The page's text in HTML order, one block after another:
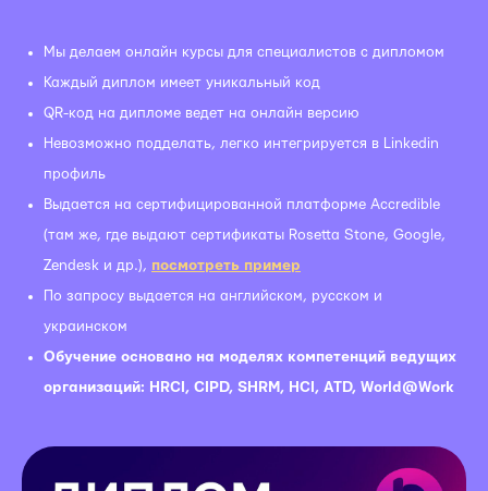
Мы делаем онлайн курсы для специалистов с дипломом
Каждый диплом имеет уникальный код
QR-код на дипломе ведет на онлайн версию
Невозможно подделать, легко интегрируется в Linkedin
профиль
Выдается на сертифицированной платформе Accredible
(там же, где выдают сертификаты Rosetta Stone, Google,
Zendesk и др.), посмотреть пример
По запросу выдается на английском, русском и
украинском
Обучение основано на моделях компетенций ведущих
организаций: HRCI, CIPD, SHRM, HCI, ATD, World@Work